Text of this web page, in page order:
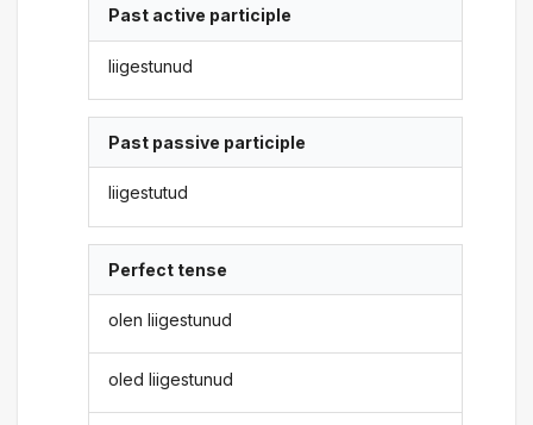
Past active participle
liigestunud
Past passive participle
liigestutud
Perfect tense
olen liigestunud
oled liigestunud